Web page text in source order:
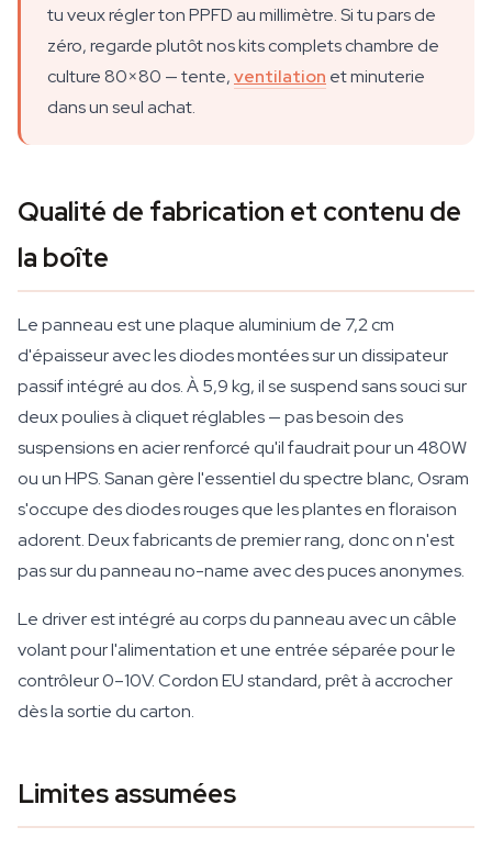
tu veux régler ton PPFD au millimètre. Si tu pars de
zéro, regarde plutôt nos kits complets chambre de
culture 80×80 — tente,ventilation et minuterie
dans un seul achat.
Qualité de fabrication et contenu de
la boîte
Le panneau est une plaque aluminium de 7,2 cm
d'épaisseur avec les diodes montées sur un dissipateur
passif intégré au dos. À 5,9 kg, il se suspend sans souci sur
deux poulies à cliquet réglables — pas besoin des
suspensions en acier renforcé qu'il faudrait pour un 480W
ou un HPS. Sanan gère l'essentiel du spectre blanc, Osram
s'occupe des diodes rouges que les plantes en floraison
adorent. Deux fabricants de premier rang, donc on n'est
pas sur du panneau no-name avec des puces anonymes.
Le driver est intégré au corps du panneau avec un câble
volant pour l'alimentation et une entrée séparée pour le
contrôleur 0–10V. Cordon EU standard, prêt à accrocher
dès la sortie du carton.
Limites assumées